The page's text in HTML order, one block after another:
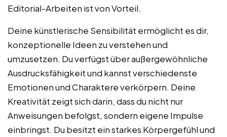
Editorial-Arbeiten ist von Vorteil.
Deine künstlerische Sensibilität ermöglicht es dir,
konzeptionelle Ideen zu verstehen und
umzusetzen. Du verfügst über außergewöhnliche
Ausdrucksfähigkeit und kannst verschiedenste
Emotionen und Charaktere verkörpern. Deine
Kreativität zeigt sich darin, dass du nicht nur
Anweisungen befolgst, sondern eigene Impulse
einbringst. Du besitzt ein starkes Körpergefühl und